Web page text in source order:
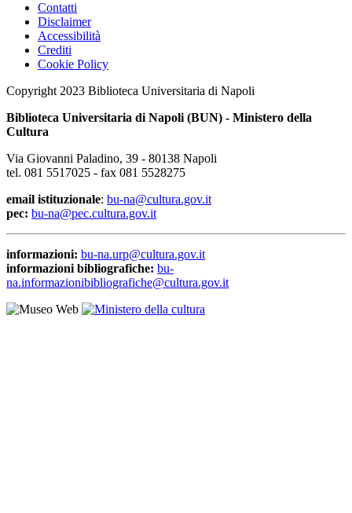
Contatti
Disclaimer
Accessibilità
Crediti
Cookie Policy
Copyright 2023 Biblioteca Universitaria di Napoli
Biblioteca Universitaria di Napoli (BUN) - Ministero della
Cultura
Via Giovanni Paladino, 39 - 80138 Napoli
tel. 081 5517025 - fax 081 5528275
email istituzionale: bu-na@cultura.gov.it
pec: bu-na@pec.cultura.gov.it
informazioni: bu-na.urp@cultura.gov.it
informazioni bibliografiche: bu-
na.informazionibibliografiche@cultura.gov.it